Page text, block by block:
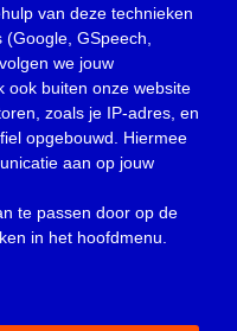
van deze technieken
GSpeech,
we jouw
ook buiten onze website
zoals je IP-adres, en
opgebouwd. Hiermee
aan op jouw
te passen door op de
in het hoofdmenu.